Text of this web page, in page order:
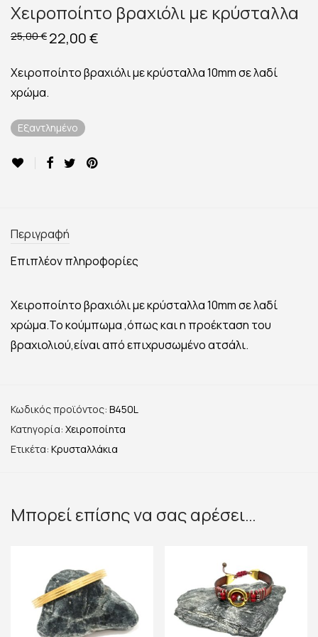
Χειροποίητο βραχιόλι με κρύσταλλα
25,00€ Original
price
25,00 €.
22,00€
είναι:
22,00 €.
Χειροποίητο βραχιόλι με κρύσταλλα 10mm σε λαδί
χρώμα.
Εξαντλημένο
Περιγραφή
Επιπλέον πληροφορίες
Χειροποίητο βραχιόλι με κρύσταλλα 10mm σε λαδί
χρώμα.Το κούμπωμα ,όπως και η προέκταση του
βραχιολιού,είναι από επιχρυσωμένο ατσάλι.
Κωδικός προϊόντος: B450L
Κατηγορία: Χειροποίητα
Ετικέτα: Κρυσταλλάκια
Μπορεί επίσης να σας αρέσει…